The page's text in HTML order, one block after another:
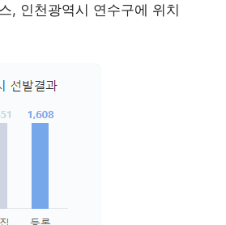
, 인천광역시 연수구에 위치